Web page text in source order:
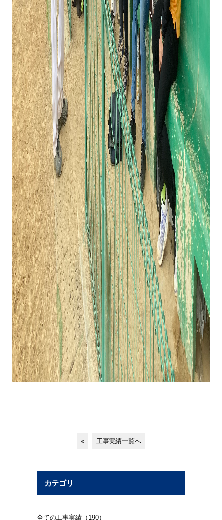
« 工事実績一覧へ
カテゴリ
全ての工事実績（190）